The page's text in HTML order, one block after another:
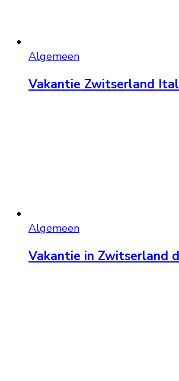
Algemeen
Vakantie Zwitserland
Algemeen
Vakantie in Zwitserland